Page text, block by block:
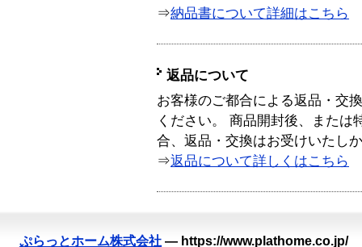
⇒納品書について詳細はこちら
返品について
お客様のご都合による返品・交
ください。 商品開封後、または
合、返品・交換はお受けいたし
⇒返品について詳しくはこちら
ぷらっとホーム株式会社 — https://www.plathome.co.jp/